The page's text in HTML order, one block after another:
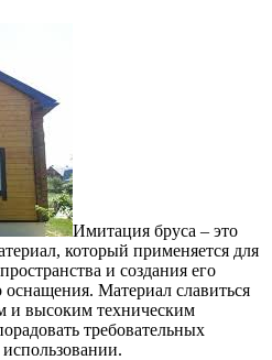
Имитация бруса – это
который применяется для
и создания его
оснащения. Материал славиться
и высоким техническим
требовательных